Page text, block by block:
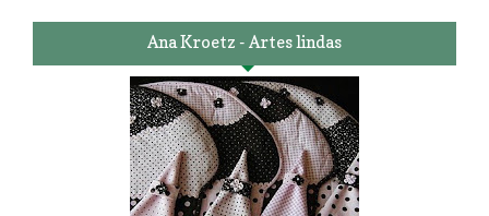
Ana Kroetz - Artes lindas